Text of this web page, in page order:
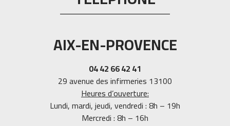
AIX-EN-PROVENCE
04 42 66 42 41
29 avenue des infirmeries 13100
Heures d’ouverture:
Lundi, mardi, jeudi, vendredi : 8h – 19h
Mercredi : 8h – 16h